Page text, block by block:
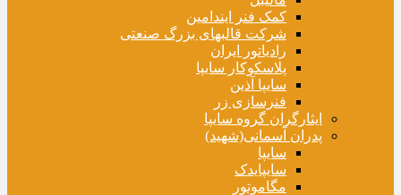
کمک فنر ایندامین
شرکت قالبهای بزرگ صنعتی
رادیاتور ایران
پلاسکوکار سایپا
سایپا آذین
فنرسازی زر
ایثارگران گروه سایپا
پدران آسمانی(شهید)
سایپا
سایپایدک
مگاموتور